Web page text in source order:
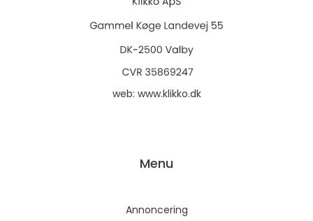
web: www.klikko.dk
Menu
Annoncering